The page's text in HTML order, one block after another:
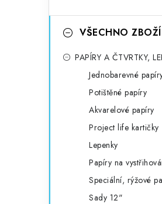
VŠECHNO ZBOŽÍ
PAPÍRY A ČTVRTKY,
Jednobarevné
Potištěné papíry
Akvarelové papíry
Project life kartičky
Lepenky
Papíry na
Speciální, rýžové
Sady 12"